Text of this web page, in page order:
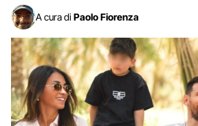
A cura di Paolo Fiorenza